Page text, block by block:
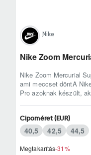
Nike
Nike Zoom
Nike Zoom Mercurial
ami meccset döntA
Pro azoknak készült,
Megtakarítás-31%
Cipőméret (EUR)
40,5 42,5 44,5